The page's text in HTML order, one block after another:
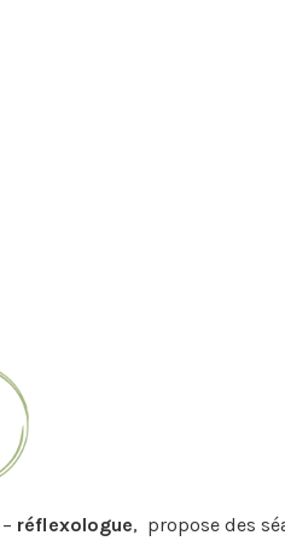
– réflexologue, propose des